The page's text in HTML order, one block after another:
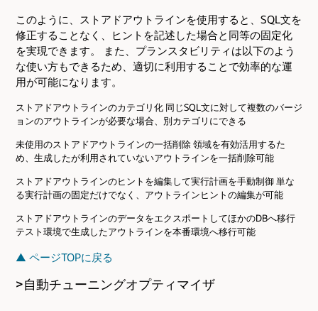
このように、ストアドアウトラインを使用すると、SQL文を
修正することなく、ヒントを記述した場合と同等の固定化
を実現できます。 また、プランスタビリティは以下のよう
な使い方もできるため、適切に利用することで効率的な運
用が可能になります。
ストアドアウトラインのカテゴリ化 同じSQL文に対して複数のバージ
ョンのアウトラインが必要な場合、別カテゴリにできる
未使用のストアドアウトラインの一括削除 領域を有効活用するた
め、生成したが利用されていないアウトラインを一括削除可能
ストアドアウトラインのヒントを編集して実行計画を手動制御 単な
る実行計画の固定だけでなく、アウトラインヒントの編集が可能
ストアドアウトラインのデータをエクスポートしてほかのDBへ移行
テスト環境で生成したアウトラインを本番環境へ移行可能
▲ ページTOPに戻る
>自動チューニングオプティマイザ